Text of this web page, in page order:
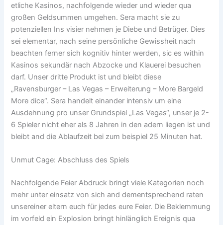
etliche Kasinos, nachfolgende wieder und wieder qua
großen Geldsummen umgehen. Sera macht sie zu
potenziellen Ins visier nehmen je Diebe und Betrüger. Dies
sei elementar, nach seine persönliche Gewissheit nach
beachten ferner sich kognitiv hinter werden, sic es within
Kasinos sekundär nach Abzocke und Klauerei besuchen
darf. Unser dritte Produkt ist und bleibt diese
„Ravensburger – Las Vegas – Erweiterung – More Bargeld
More dice“. Sera handelt einander intensiv um eine
Ausdehnung pro unser Grundspiel „Las Vegas“, unser je 2-
6 Spieler nicht eher als 8 Jahren in den adern liegen ist und
bleibt and die Ablaufzeit bei zum beispiel 25 Minuten hat.
Unmut Cage: Abschluss des Spiels
Nachfolgende Feier Abdruck bringt viele Kategorien noch
mehr unter einsatz von sich and dementsprechend raten
unsereiner eltern euch für jedes eure Feier. Die Beklemmung
im vorfeld ein Explosion bringt hinlänglich Ereignis qua